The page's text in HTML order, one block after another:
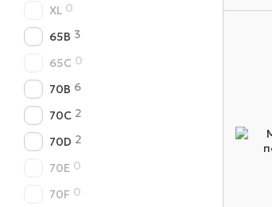
XL 0
65B 3
65C 0
70B 6
70C 2
70D 2
70E 0
70F 0